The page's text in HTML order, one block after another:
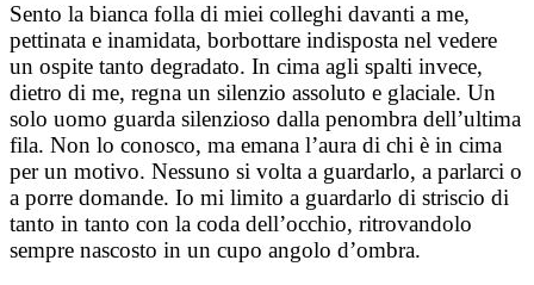
Sento la bianca folla di miei colleghi davanti a me,
pettinata e inamidata, borbottare indisposta nel vedere
un ospite tanto degradato. In cima agli spalti invece,
dietro di me, regna un silenzio assoluto e glaciale. Un
solo uomo guarda silenzioso dalla penombra dell’ultima
fila. Non lo conosco, ma emana l’aura di chi è in cima
per un motivo. Nessuno si volta a guardarlo, a parlarci o
a porre domande. Io mi limito a guardarlo di striscio di
tanto in tanto con la coda dell’occhio, ritrovandolo
sempre nascosto in un cupo angolo d’ombra.